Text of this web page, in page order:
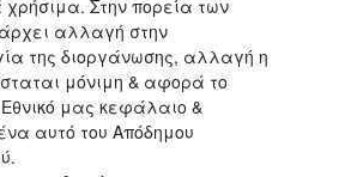
Στην πορεία των
αλλαγή στην
της διοργάνωσης, αλλαγή η
μόνιμη & αφορά το
μας κεφάλαιο &
αυτό του Απόδημου